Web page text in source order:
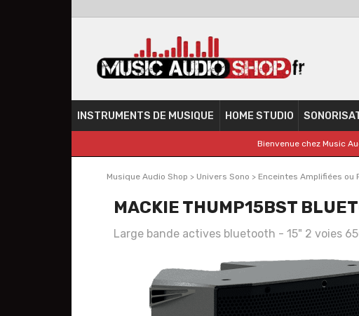
INSTRUMENTS DE MUSIQUE HOME STUDIO
Bienvenue chez Music
Musique Audio Shop > Univers Sono > Enceintes Amplifiées ou
MACKIE THUMP15BST
Large bande actives bluetooth - 15" 2 voies